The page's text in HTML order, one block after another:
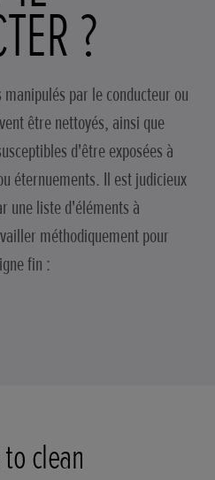
?
manipulés par le conducteur ou
être nettoyés, ainsi que
d'être exposées à
éternuements. Il est judicieux
une liste d'éléments à
méthodiquement pour
fin :
clean